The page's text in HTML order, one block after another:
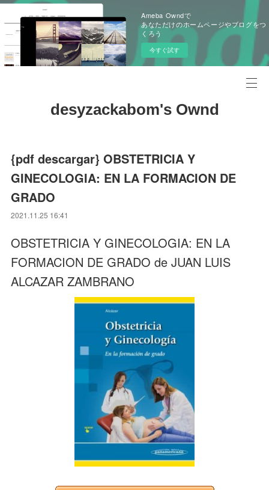
Ameba Owndで
あなただけのホームページやブログをつ
くろう
今すぐ試す
desyzackabom's Ownd
{pdf descargar} OBSTETRICIA Y
GINECOLOGIA: EN LA FORMACION DE
GRADO
2021.11.25 16:41
OBSTETRICIA Y GINECOLOGIA: EN LA
FORMACION DE GRADO de JUAN LUIS
ALCAZAR ZAMBRANO